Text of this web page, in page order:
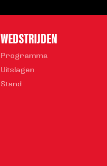
WEDSTRIJDEN
Programma
Uitslagen
Stand